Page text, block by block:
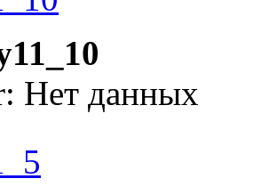
Нет данных